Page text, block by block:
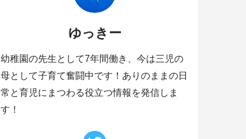
ゆっきー
幼稚園の先生として7年間働き、今は三児の
母として子育て奮闘中です！ありのままの日
常と育児にまつわる役立つ情報を発信しま
す！